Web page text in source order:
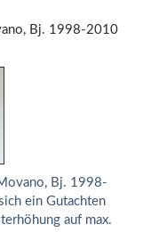
Bj. 1998-2010
Bj. 1998-
ein Gutachten
auf max.